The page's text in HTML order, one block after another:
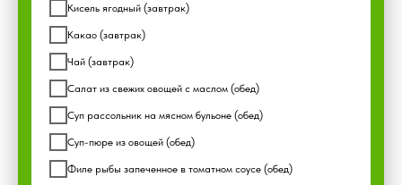
Кисель ягодный (завтрак)
Какао (завтрак)
Чай (завтрак)
Салат из свежих овощей с маслом (обед)
Суп рассольник на мясном бульоне (обед)
Суп-пюре из овощей (обед)
Филе рыбы запеченное в томатном соусе (обед)